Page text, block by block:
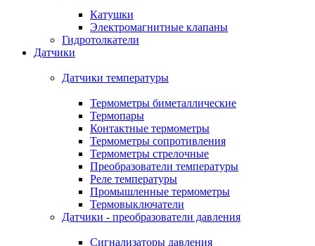
Катушки
Электромагнитные клапаны
Гидротолкатели
Датчики
Датчики температуры
Термометры биметаллические
Термопары
Контактные термометры
Термометры сопротивления
Термометры стрелочные
Преобразователи температуры
Реле температуры
Промышленные термометры
Термовыключатели
Датчики - преобразователи давления
Сигнализаторы давления